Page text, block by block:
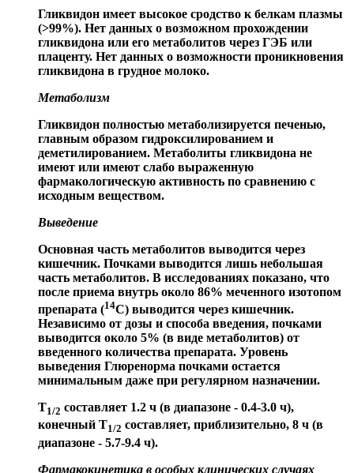
Гликвидон имеет высокое сродство к белкам плазмы
(>99%). Нет данных о возможном прохождении
гликвидона или его метаболитов через ГЭБ или
плаценту. Нет данных о возможности проникновения
гликвидона в грудное молоко.
Метаболизм
Гликвидон полностью метаболизируется печенью,
главным образом гидроксилированием и
деметилированием. Метаболиты гликвидона не
имеют или имеют слабо выраженную
фармакологическую активность по сравнению с
исходным веществом.
Выведение
Основная часть метаболитов выводится через
кишечник. Почками выводится лишь небольшая
часть метаболитов. В исследованиях показано, что
после приема внутрь около 86% меченного изотопом
препарата (14С) выводится через кишечник.
Независимо от дозы и способа введения, почками
выводится около 5% (в виде метаболитов) от
введенного количества препарата. Уровень
выведения Глюренорма почками остается
минимальным даже при регулярном назначении.
T1/2 составляет 1.2 ч (в диапазоне - 0.4-3.0 ч),
конечный T1/2 составляет, приблизительно, 8 ч (в
диапазоне - 5.7-9.4 ч).
Фармакокинетика в особых клинических случаях